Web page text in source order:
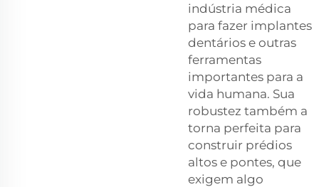
indústria médica
para fazer implantes
dentários e outras
ferramentas
importantes para a
vida humana. Sua
robustez também a
torna perfeita para
construir prédios
altos e pontes, que
exigem algo